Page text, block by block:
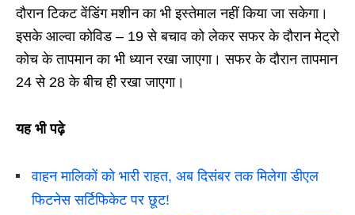
दौरान टिकट वेंडिंग मशीन का भी इस्तेमाल नहीं किया जा सकेगा।
इसके आल्वा कोविड – 19 से बचाव को लेकर सफर के दौरान मेट्रो
कोच के तापमान का भी ध्यान रखा जाएगा। सफर के दौरान तापमान
24 से 28 के बीच ही रखा जाएगा।
यह भी पढ़े
वाहन मालिकों को भारी राहत, अब दिसंबर तक मिलेगा डीएल
फिटनेस सर्टिफिकेट पर छूट!